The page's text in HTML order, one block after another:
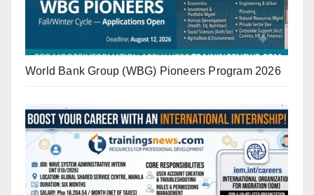
World Bank Group (WBG) Pioneers Program 2026